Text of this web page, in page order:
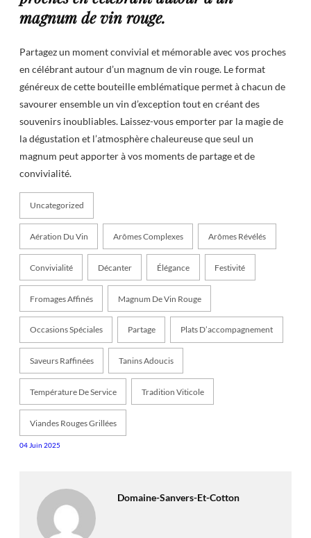
magnum de vin rouge.
Partagez un moment convivial et mémorable avec vos proches
en célébrant autour d’un magnum de vin rouge. Le format
généreux de cette bouteille emblématique permet à chacun de
savourer ensemble un vin d’exception tout en créant des
souvenirs inoubliables. Laissez-vous emporter par la magie de
la dégustation et l’atmosphère chaleureuse que seul un
magnum peut apporter à vos moments de partage et de
convivialité.
Uncategorized
Aération Du Vin Arômes Complexes Arômes Révélés
Convivialité Décanter Élégance Festivité
Fromages Affinés Magnum De Vin Rouge
Occasions Spéciales Partage Plats D’accompagnement
Saveurs Raffinées Tanins Adoucis
Température De Service Tradition Viticole
Viandes Rouges Grillées
04 Juin 2025
Domaine-Sanvers-Et-Cotton